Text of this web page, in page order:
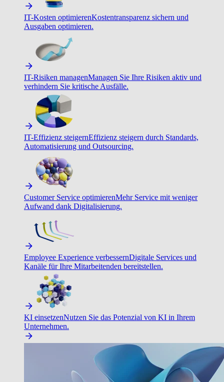
IT-Kosten optimierenKostentransparenz sichern und
Ausgaben optimieren.
IT-Risiken managenManagen Sie Ihre Risiken aktiv und
verhindern Sie kritische Ausfälle.
IT-Effizienz steigernEffizienz steigern durch Standards,
Automatisierung und Outsourcing.
Customer Service optimierenMehr Service mit weniger
Aufwand dank Digitalisierung.
Employee Experience verbessernDigitale Services und
Kanäle für Ihre Mitarbeitenden bereitstellen.
KI einsetzenNutzen Sie das Potenzial von KI in Ihrem
Unternehmen.